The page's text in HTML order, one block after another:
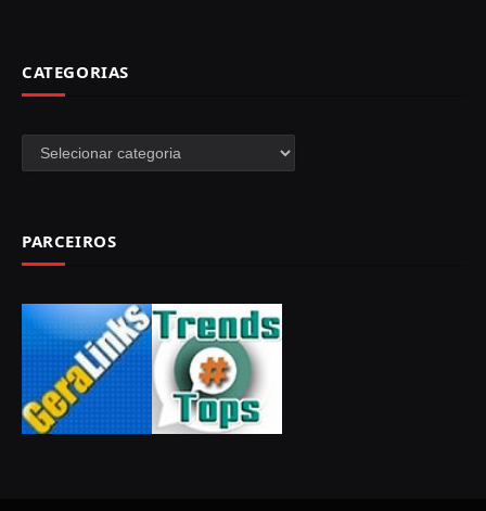
CATEGORIAS
Categorias
PARCEIROS